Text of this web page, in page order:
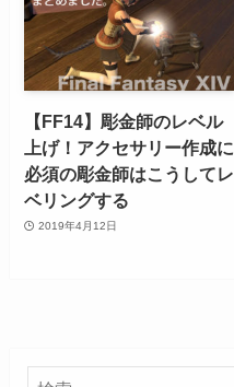
【FF14】彫金師のレベル
上げ！アクセサリー作成に
必須の彫金師はこうしてレ
ベリングする
2019年4月12日